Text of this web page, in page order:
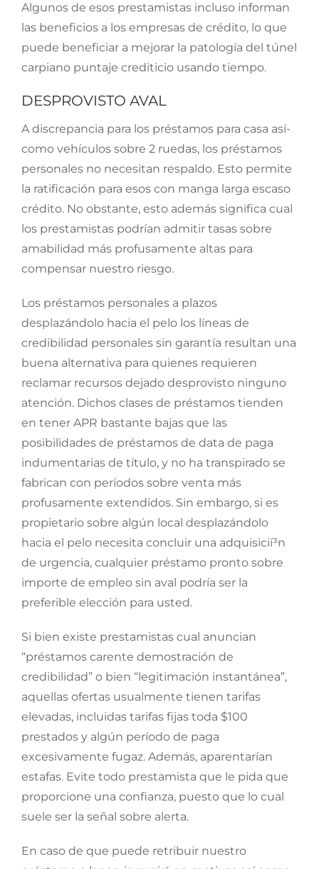
Algunos de esos prestamistas incluso informan
las beneficios a los empresas de crédito, lo que
puede beneficiar a mejorar la patologí­a del túnel
carpiano puntaje crediticio usando tiempo.
DESPROVISTO AVAL
A discrepancia para los préstamos para casa así­
como vehículos sobre 2 ruedas, los préstamos
personales no necesitan respaldo. Esto permite
la ratificación para esos con manga larga escaso
crédito. No obstante, esto además significa cual
los prestamistas podrían admitir tasas sobre
amabilidad más profusamente altas para
compensar nuestro riesgo.
Los préstamos personales a plazos
desplazándolo hacia el pelo los líneas de
credibilidad personales sin garantía resultan una
buena alternativa para quienes requieren
reclamar recursos dejado desprovisto ninguno
atención. Dichos clases de préstamos tienden
en tener APR bastante bajas que las
posibilidades de préstamos de data de paga
indumentarias de título, y no ha transpirado se
fabrican con períodos sobre venta más
profusamente extendidos. Sin embargo, si es
propietario sobre algún local desplazándolo
hacia el pelo necesita concluir una adquisicií³n
de urgencia, cualquier préstamo pronto sobre
importe de empleo sin aval podría ser la
preferible elección para usted.
Si bien existe prestamistas cual anuncian
“préstamos carente demostración de
credibilidad” o bien “legitimación instantánea”,
aquellas ofertas usualmente tienen tarifas
elevadas, incluidas tarifas fijas toda $100
prestados y algún período de paga
excesivamente fugaz. Además, aparentarían
estafas. Evite todo prestamista que le pida que
proporcione una confianza, puesto que lo cual
suele ser la señal sobre alerta.
En caso de que puede retribuir nuestro